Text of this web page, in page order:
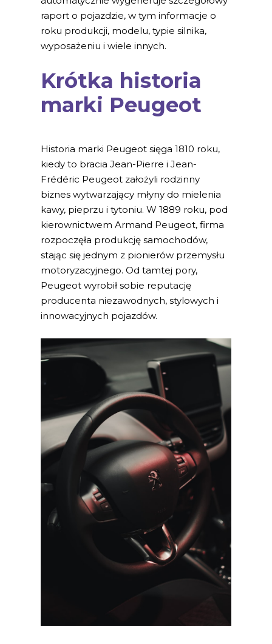
raport o pojazdzie, w tym informacje o
roku produkcji, modelu, typie silnika,
wyposażeniu i wiele innych.
Krótka historia
marki Peugeot
Historia marki Peugeot sięga 1810 roku,
kiedy to bracia Jean-Pierre i Jean-
Frédéric Peugeot założyli rodzinny
biznes wytwarzający młyny do mielenia
kawy, pieprzu i tytoniu. W 1889 roku, pod
kierownictwem Armand Peugeot, firma
rozpoczęła produkcję samochodów,
stając się jednym z pionierów przemysłu
motoryzacyjnego. Od tamtej pory,
Peugeot wyrobił sobie reputację
producenta niezawodnych, stylowych i
innowacyjnych pojazdów.